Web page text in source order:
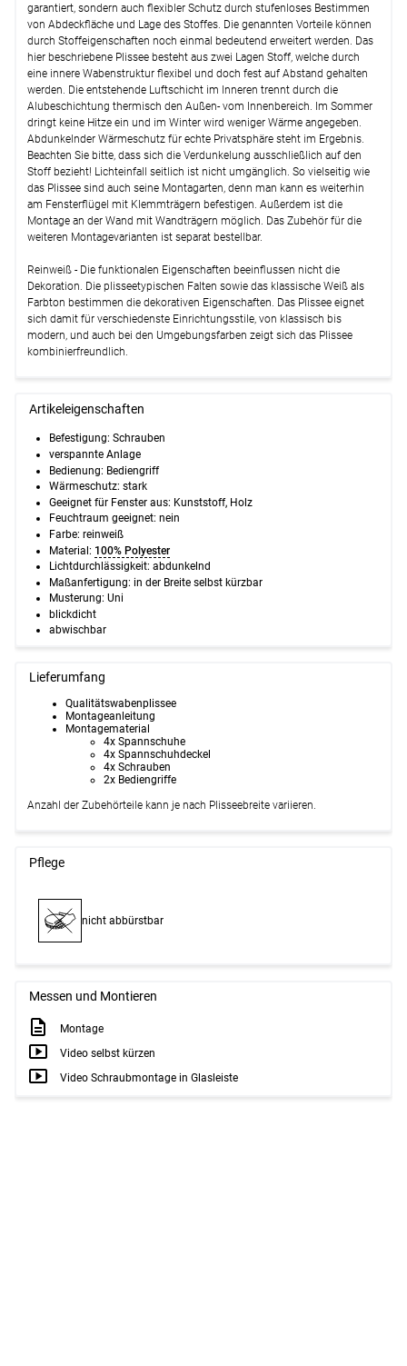
garantiert, sondern auch flexibler Schutz durch stufenloses Bestimmen
von Abdeckfläche und Lage des Stoffes. Die genannten Vorteile können
durch Stoffeigenschaften noch einmal bedeutend erweitert werden. Das
hier beschriebene Plissee besteht aus zwei Lagen Stoff, welche durch
eine innere Wabenstruktur flexibel und doch fest auf Abstand gehalten
werden. Die entstehende Luftschicht im Inneren trennt durch die
Alubeschichtung thermisch den Außen- vom Innenbereich. Im Sommer
dringt keine Hitze ein und im Winter wird weniger Wärme angegeben.
Abdunkelnder Wärmeschutz für echte Privatsphäre steht im Ergebnis.
Beachten Sie bitte, dass sich die Verdunkelung ausschließlich auf den
Stoff bezieht! Lichteinfall seitlich ist nicht umgänglich. So vielseitig wie
das Plissee sind auch seine Montagarten, denn man kann es weiterhin
am Fensterflügel mit Klemmträgern befestigen. Außerdem ist die
Montage an der Wand mit Wandträgern möglich. Das Zubehör für die
weiteren Montagevarianten ist separat bestellbar.
Reinweiß - Die funktionalen Eigenschaften beeinflussen nicht die
Dekoration. Die plisseetypischen Falten sowie das klassische Weiß als
Farbton bestimmen die dekorativen Eigenschaften. Das Plissee eignet
sich damit für verschiedenste Einrichtungsstile, von klassisch bis
modern, und auch bei den Umgebungsfarben zeigt sich das Plissee
kombinierfreundlich.
Artikeleigenschaften
Befestigung: Schrauben
verspannte Anlage
Bedienung: Bediengriff
Wärmeschutz: stark
Geeignet für Fenster aus: Kunststoff, Holz
Feuchtraum geeignet: nein
Farbe: reinweiß
Material: 100% Polyester
Lichtdurchlässigkeit: abdunkelnd
Maßanfertigung: in der Breite selbst kürzbar
Musterung: Uni
blickdicht
abwischbar
Lieferumfang
Qualitätswabenplissee
Montageanleitung
Montagematerial
4x Spannschuhe
4x Spannschuhdeckel
4x Schrauben
2x Bediengriffe
Anzahl der Zubehörteile kann je nach Plisseebreite variieren.
Pflege
nicht abbürstbar
Messen und Montieren
Montage
Video selbst kürzen
Video Schraubmontage in Glasleiste